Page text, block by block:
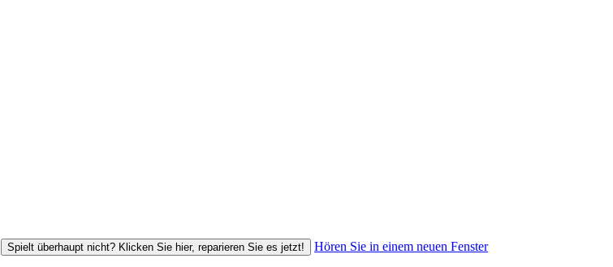
Spielt überhaupt nicht? Klicken Sie hier, reparieren Sie es jetzt! Hören Sie in einem neuen Fenster